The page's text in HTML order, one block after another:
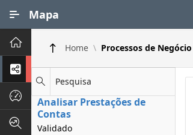
Mapa
Processos de Negócios
Dados INPI
Home Processos de Negócio
Pesquisa
Analisar Prestações de
Contas
Validado